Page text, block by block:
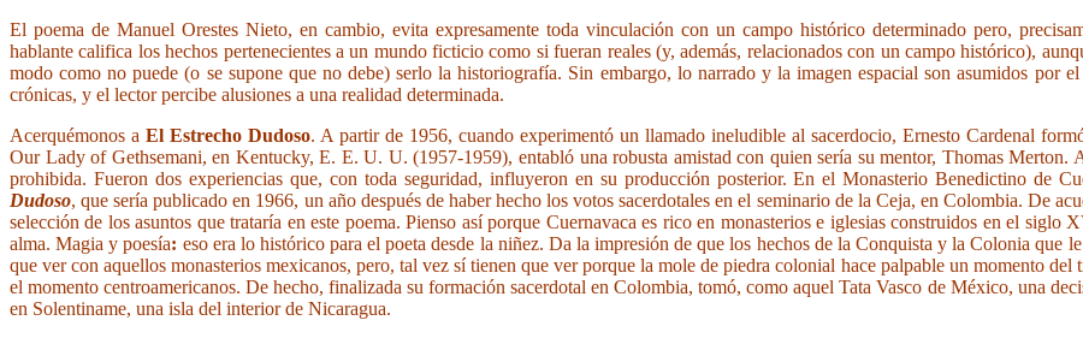
El poema de Manuel Orestes Nieto, en cambio, evita expresamente toda vinculación con un campo histórico determinado pero,
hablante califica los hechos pertenecientes a un mundo ficticio como si fueran reales (y, además, relacionados con un campo histórico),
modo como no puede (o se supone que no debe) serlo la historiografía. Sin embargo, lo narrado y la imagen espacial son asumidos por
crónicas, y el lector percibe alusiones a una realidad determinada.
Acerquémonos a El Estrecho Dudoso. A partir de 1956, cuando experimentó un llamado ineludible al sacerdocio, Ernesto Cardenal
Our Lady of Gethsemani, en Kentucky, E. E. U. U. (1957-1959), entabló una robusta amistad con quien sería su mentor, Thomas Merton.
prohibida. Fueron dos experiencias que, con toda seguridad, influyeron en su producción posterior. En el Monasterio Benedictino de
Dudoso, que sería publicado en 1966, un año después de haber hecho los votos sacerdotales en el seminario de la Ceja, en Colombia. De
selección de los asuntos que trataría en este poema. Pienso así porque Cuernavaca es rico en monasterios e iglesias construidos en el siglo
alma. Magia y poesía: eso era lo histórico para el poeta desde la niñez. Da la impresión de que los hechos de la Conquista y la Colonia que
que ver con aquellos monasterios mexicanos, pero, tal vez sí tienen que ver porque la mole de piedra colonial hace palpable un momento
el momento centroamericanos. De hecho, finalizada su formación sacerdotal en Colombia, tomó, como aquel Tata Vasco de México, una
en Solentiname, una isla del interior de Nicaragua.